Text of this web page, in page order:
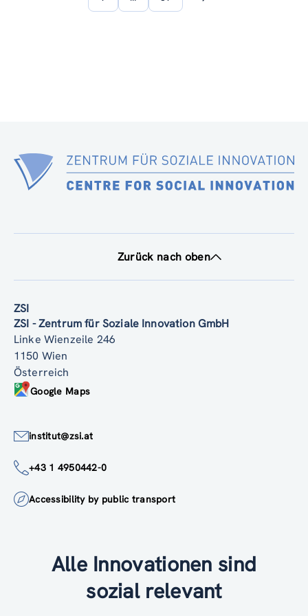
Zurück nach oben
ZSI
ZSI - Zentrum für Soziale Innovation GmbH
Linke Wienzeile 246
1150 Wien
Österreich
Google Maps
institut@zsi.at
+43 1 4950442-0
Accessibility by public transport
Alle Innovationen sind
sozial relevant